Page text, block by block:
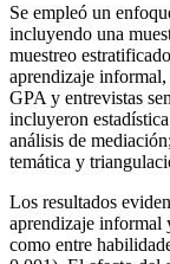
Se empleó un
incluyendo una
muestreo
aprendizaje informal,
GPA y entrevistas
incluyeron
análisis de
temática y
Los resultados
aprendizaje informal
como entre